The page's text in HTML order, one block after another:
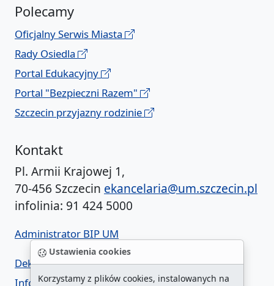
Ustawienia cookies
Korzystamy z plików cookies, instalowanych na
Polecamy
Oficjalny Serwis Miasta
Rady Osiedla
Portal Edukacyjny
Portal "Bezpieczni Razem"
Szczecin przyjazny rodzinie
Kontakt
Pl. Armii Krajowej 1,
70-456 Szczecin ekancelaria@um.szczecin.pl
infolinia: 91 424 5000
Administrator BIP UM
Deklaracja dostępności
Informacja o urzędzie w ETR